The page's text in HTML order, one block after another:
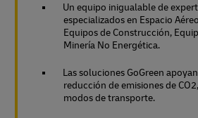
Un equipo inigualable de
especializados en Espacio
Equipos de Construcción,
Minería No Energética.
Las soluciones GoGreen
reducción de emisiones de
modos de transporte.